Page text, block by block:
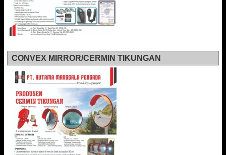
CONVEX MIRROR/CERMIN TIKUNGAN